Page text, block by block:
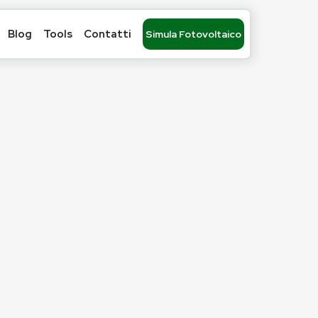
Blog Tools Contatti Simula Fotovoltaico